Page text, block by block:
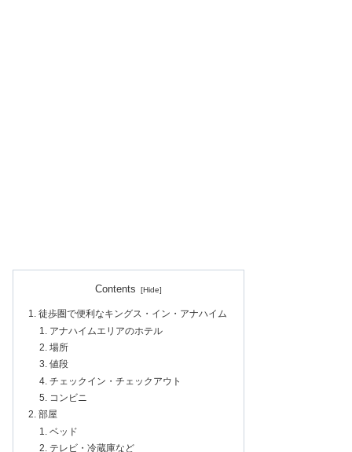
Contents
徒歩圏で便利なキングス・イン・アナハイム
アナハイムエリアのホテル
場所
値段
チェックイン・チェックアウト
コンビニ
部屋
ベッド
テレビ・冷蔵庫など